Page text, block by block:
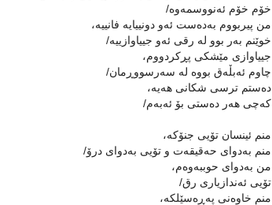
خۆم خۆم ئەنووسمەوە/
من پیربووم بەدەست ئەو دونییایە فانییە،
خوێنم بەر بوو لە رقى ئەو جییاوازییە/
جییاوازى مێشكى پڕكردووم،
چاوم ئەبڵەق بووە لە سەرسووڕمان/
دەستم ترسى شكانى هەیە،
كەچى هەر دەستى بۆ ئەبەم/
منم ئینسان تۆیی جنۆكە،
منم بەدواى حەقیقەت و تۆیی بەدوای درۆ/
من بەدواى حوببەوەم،
تۆیی ئەندازیارى رق/
منم خاوەنى پەڕەسێلكە،